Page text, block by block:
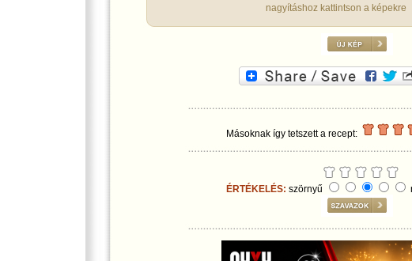
nagyításhoz kattintson a képekre
Másoknak így tetszett a recept:
ÉRTÉKELÉS: szörnyű